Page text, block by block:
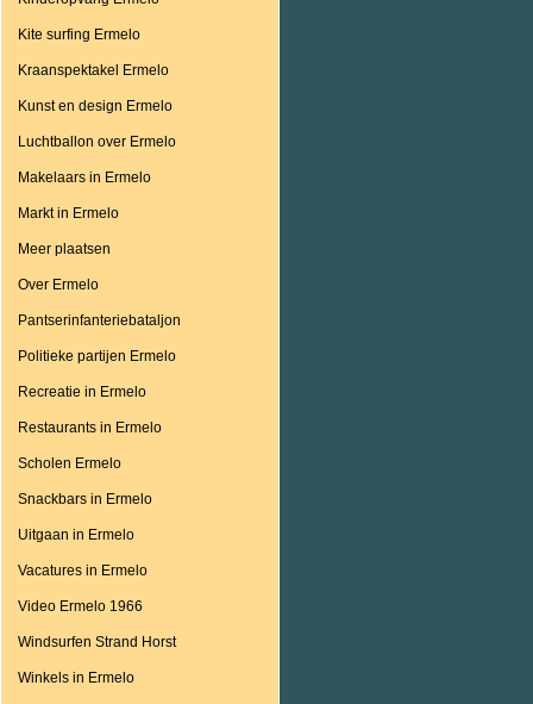
Kite surfing Ermelo
Kraanspektakel Ermelo
Kunst en design Ermelo
Luchtballon over Ermelo
Makelaars in Ermelo
Markt in Ermelo
Meer plaatsen
Over Ermelo
Pantserinfanteriebataljon
Politieke partijen Ermelo
Recreatie in Ermelo
Restaurants in Ermelo
Scholen Ermelo
Snackbars in Ermelo
Uitgaan in Ermelo
Vacatures in Ermelo
Video Ermelo 1966
Windsurfen Strand Horst
Winkels in Ermelo